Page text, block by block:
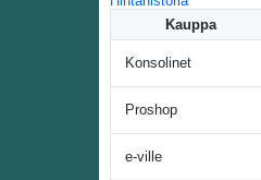
Kauppa
Konsolinet
Proshop
e-ville